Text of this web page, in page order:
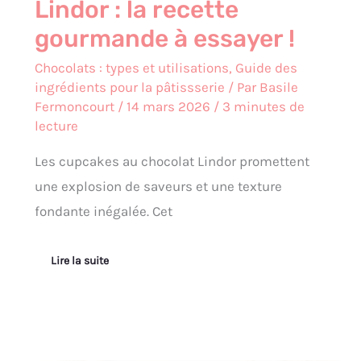
Lindor : la recette
gourmande à essayer !
Chocolats : types et utilisations, Guide des
ingrédients pour la pâtissserie / Par Basile
Fermoncourt / 14 mars 2026 / 3 minutes de
lecture
Les cupcakes au chocolat Lindor promettent
une explosion de saveurs et une texture
fondante inégalée. Cet
Lire la suite